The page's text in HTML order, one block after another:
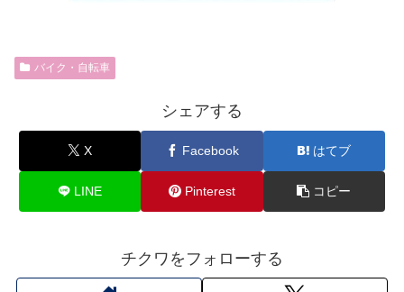
バイク・自転車
シェアする
X Facebook はてブ
LINE Pinterest コピー
チクワをフォローする